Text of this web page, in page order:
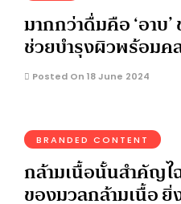
มากกว่าดื่มคือ ‘อาบ
ช่วยบำรุงผิวพร้อมค
Posted On 18 June 2024
BRANDED CONTENT
กล้ามเนื้อนั้นสำคัญไ
ของมวลกล้ามเนื้อ